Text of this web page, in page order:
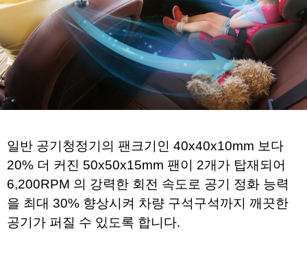
일반 공기청정기의 팬크기인 40x40x10mm 보다
20% 더 커진 50x50x15mm 팬이 2개가 탑재되어
6,200RPM 의 강력한 회전 속도로 공기 정화 능력
을 최대 30% 향상시켜 차량 구석구석까지 깨끗한
공기가 퍼질 수 있도록 합니다.